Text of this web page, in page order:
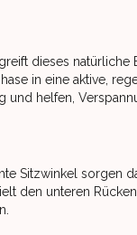
greift dieses natürliche
in eine aktive,
helfen,
Sitzwinkel sorgen
den unteren